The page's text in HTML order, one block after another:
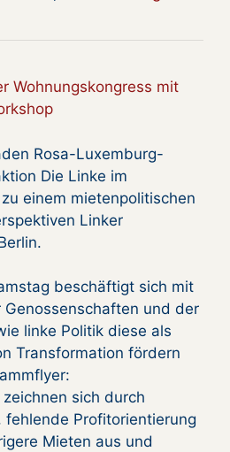
Wohnungskongress mit
Rosa-Luxemburg-
Die Linke im
einem mietenpolitischen
Linker
beschäftigt sich mit
und der
linke Politik diese als
Transformation fördern
sich durch
fehlende Profitorientierung
Mieten aus und